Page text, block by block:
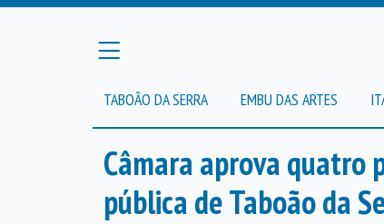
TABOÃO DA SERRA EMBU DAS ARTES
Câmara aprova quatro
pública de Taboão da